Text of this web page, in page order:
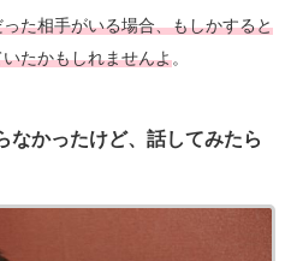
た相手がいる場合、もしかすると
たかもしれませんよ。
かったけど、話してみたら